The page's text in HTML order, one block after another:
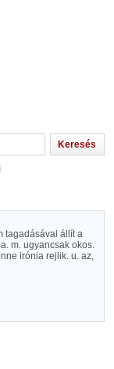
tagadásával állít a
m. ugyancsak okos.
irónia rejlik. u. az,